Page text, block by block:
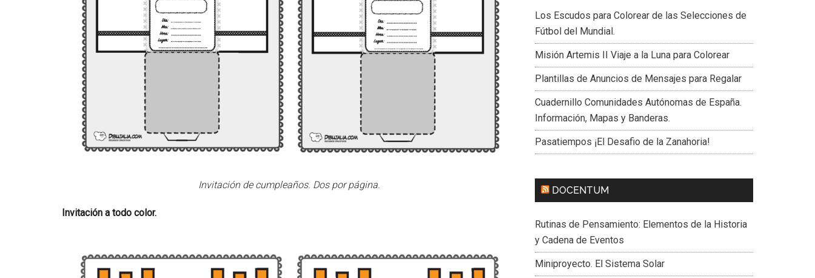
Invitación de cumpleaños. Dos por página.
Invitación a todo color.
Los Escudos para Colorear de las Selecciones de
Fútbol del Mundial.
Misión Artemis II Viaje a la Luna para Colorear
Plantillas de Anuncios de Mensajes para Regalar
Cuadernillo Comunidades Autónomas de España.
Información, Mapas y Banderas.
Pasatiempos ¡El Desafio de la Zanahoria!
DOCENTUM
Rutinas de Pensamiento: Elementos de la Historia
y Cadena de Eventos
Miniproyecto. El Sistema Solar